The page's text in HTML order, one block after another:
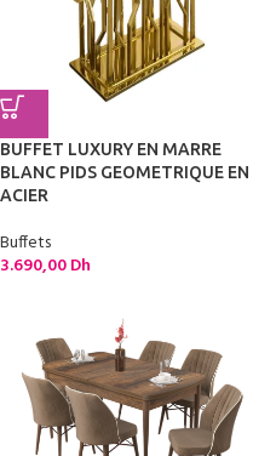
BUFFET LUXURY EN MARRE
BLANC PIDS GEOMETRIQUE EN
ACIER
Buffets
3.690,00Dh